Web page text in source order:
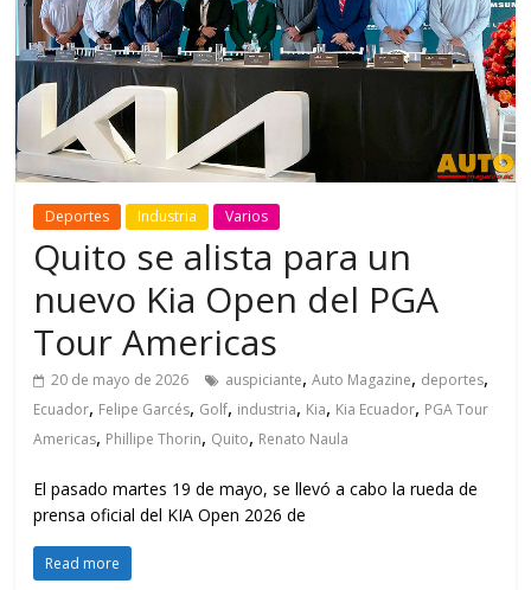
Deportes Industria Varios
Quito se alista para un
nuevo Kia Open del PGA
Tour Americas
20 de mayo de 2026 auspiciante,Auto Magazine, deportes,
Ecuador, Felipe Garcés, Golf, industria, Kia, Kia Ecuador, PGA Tour
Americas, Phillipe Thorin, Quito, Renato Naula
El pasado martes 19 de mayo, se llevó a cabo la rueda de
prensa oficial del KIA Open 2026 de
Read more